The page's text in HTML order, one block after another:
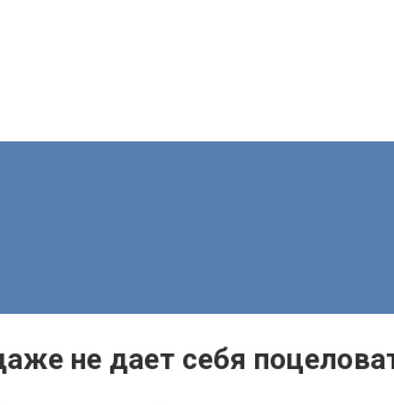
не дает себя